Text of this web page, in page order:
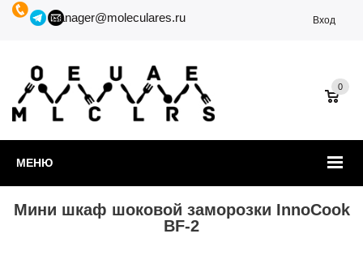
manager@moleculares.ru Вход
МЕНЮ
0
Мини шкаф шоковой заморозки InnoCook
BF-2